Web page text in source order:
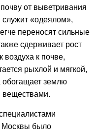
от выветривания
«одеялом»,
переносят сильные
сдерживает рост
воздуха к почве,
рыхлой и мягкой,
обогащает землю
веществами.
Москвы было